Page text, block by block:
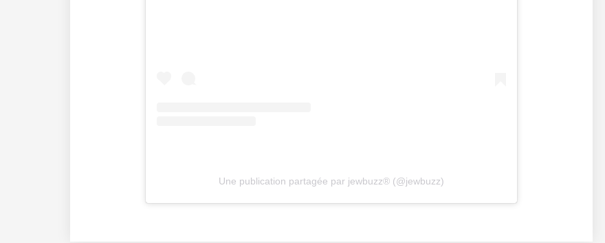
Une publication partagée par jewbuzz® (@jewbuzz)